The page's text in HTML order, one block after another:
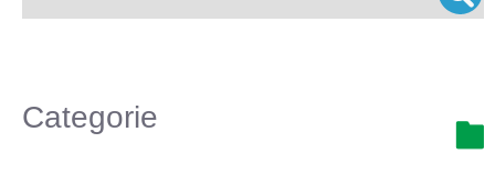
Categorie